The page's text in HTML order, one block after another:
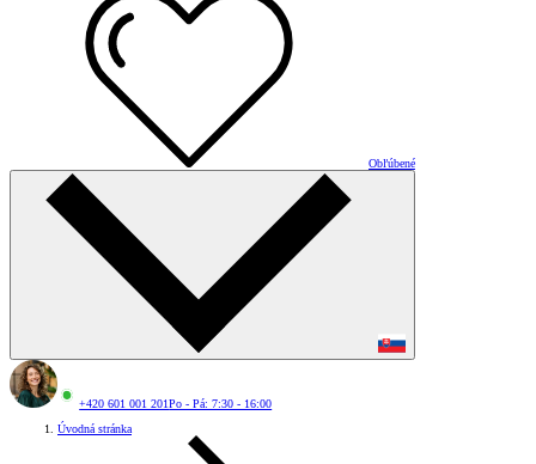
Obľúbené
+420 601 001 201Po - Pá: 7:30 - 16:00
Úvodná stránka